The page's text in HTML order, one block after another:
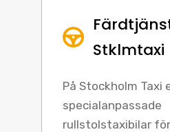
Stklmtaxi
På Stockholm Taxi
specialanpassade
rullstolstaxibilar